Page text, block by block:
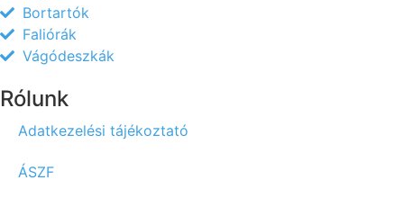
Bortartók
Faliórák
Vágódeszkák
Rólunk
Adatkezelési tájékoztató
ÁSZF